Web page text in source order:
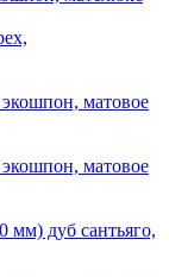
матовое
матовое
мм) дуб сантьяго,